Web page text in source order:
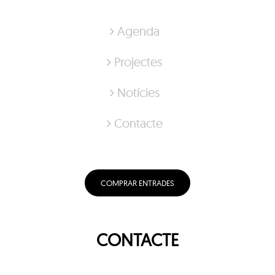
Agenda
Projectes
Notícies
Contacte
COMPRAR ENTRADES
CONTACTE